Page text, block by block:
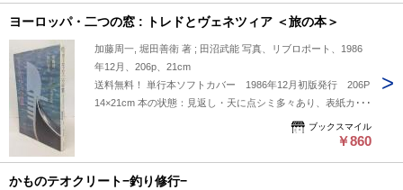
ヨーロッパ・二つの窓 : トレドとヴェネツィア ＜旅の本＞
加藤周一, 堀田善衛 著 ; 田沼武能 写真、リブロポート、1986
年12月、206p、21cm
送料無料！ 単行本ソフトカバー 1986年12月初版発行 206P
14×21cm 本の状態：見返し・天に点シミ多々あり、表紙カバ
ブックスマイル
￥860
かものテオクリート−釣り修行−